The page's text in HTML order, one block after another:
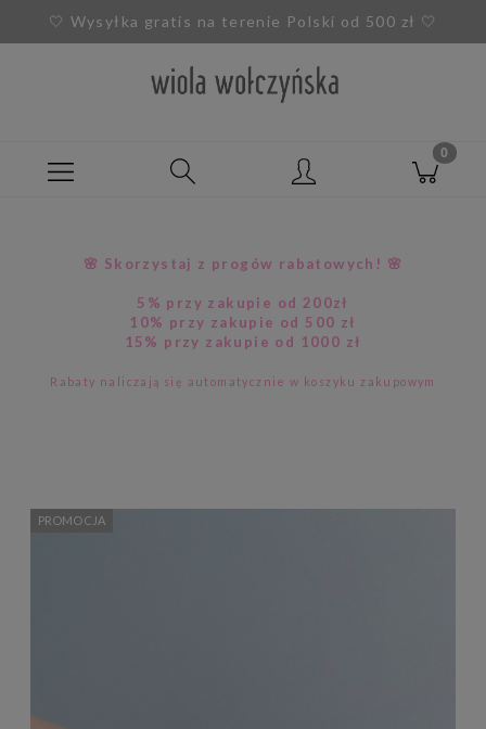
🤍 Wysyłka gratis na terenie Polski od 500 zł 🤍
🌸 Skorzystaj z progów rabatowych! 🌸
5% przy zakupie od 200zł
10% przy zakupie od 500 zł
15% przy zakupie od 1000 zł
Rabaty naliczają się automatycznie w koszyku zakupowym
PROMOCJA